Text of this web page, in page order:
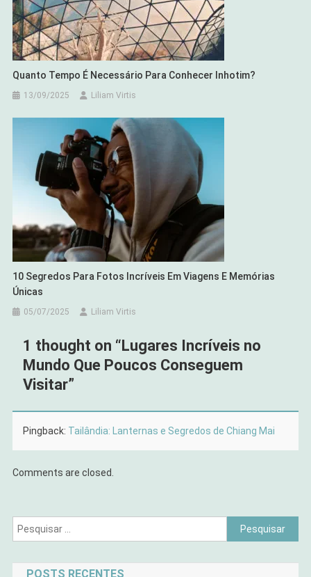
Quanto Tempo É Necessário Para Conhecer Inhotim?
13/09/2025 Liliam Virtis
10 Segredos Para Fotos Incríveis Em Viagens E Memórias
Únicas
05/07/2025 Liliam Virtis
1 thought on “ Lugares Incríveis no
Mundo Que Poucos Conseguem
Visitar”
Pingback: Tailândia: Lanternas e Segredos de Chiang Mai
Comments are closed.
Pesquisar
por:
POSTS RECENTES